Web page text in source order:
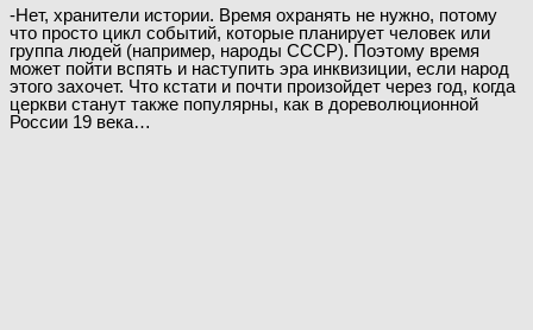
-Нет, хранители истории. Время охранять не нужно, потому
что просто цикл событий, которые планирует человек или
группа людей (например, народы СССР). Поэтому время
может пойти вспять и наступить эра инквизиции, если народ
этого захочет. Что кстати и почти произойдет через год, когда
церкви станут также популярны, как в дореволюционной
России 19 века…